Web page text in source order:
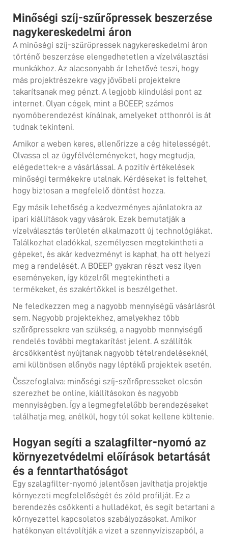
Minőségi szíj-szűrőpressek beszerzése
nagykereskedelmi áron
A minőségi szíj-szűrőpressek nagykereskedelmi áron
történő beszerzése elengedhetetlen a vízelválasztási
munkákhoz. Az alacsonyabb ár lehetővé teszi, hogy
más projektrészekre vagy jövőbeli projektekre
takarítsanak meg pénzt. A legjobb kiindulási pont az
internet. Olyan cégek, mint a BOEEP, számos
nyomóberendezést kínálnak, amelyeket otthonról is át
tudnak tekinteni.
Amikor a weben keres, ellenőrizze a cég hitelességét.
Olvassa el az ügyfélvéleményeket, hogy megtudja,
elégedettek-e a vásárlással. A pozitív értékelések
minőségi termékekre utalnak. Kérdéseket is feltehet,
hogy biztosan a megfelelő döntést hozza.
Egy másik lehetőség a kedvezményes ajánlatokra az
ipari kiállítások vagy vásárok. Ezek bemutatják a
vízelválasztás területén alkalmazott új technológiákat.
Találkozhat eladókkal, személyesen megtekintheti a
gépeket, és akár kedvezményt is kaphat, ha ott helyezi
meg a rendelését. A BOEEP gyakran részt vesz ilyen
eseményeken, így közelről megtekintheti a
termékeket, és szakértőkkel is beszélgethet.
Ne feledkezzen meg a nagyobb mennyiségű vásárlásról
sem. Nagyobb projektekhez, amelyekhez több
szűrőpressekre van szükség, a nagyobb mennyiségű
rendelés további megtakarítást jelent. A szállítók
árcsökkentést nyújtanak nagyobb tételrendeléseknél,
ami különösen előnyös nagy léptékű projektek esetén.
Összefoglalva: minőségi szíj-szűrőpresseket olcsón
szerezhet be online, kiállításokon és nagyobb
mennyiségben. Így a legmegfelelőbb berendezéseket
találhatja meg, anélkül, hogy túl sokat kellene költenie.
Hogyan segíti a szalagfilter-nyomó az
környezetvédelmi előírások betartását
és a fenntarthatóságot
Egy szalagfilter-nyomó jelentősen javíthatja projektje
környezeti megfelelőségét és zöld profilját. Ez a
berendezés csökkenti a hulladékot, és segít betartani a
környezettel kapcsolatos szabályozásokat. Amikor
hatékonyan eltávolítják a vizet a szennyvíziszapból, a